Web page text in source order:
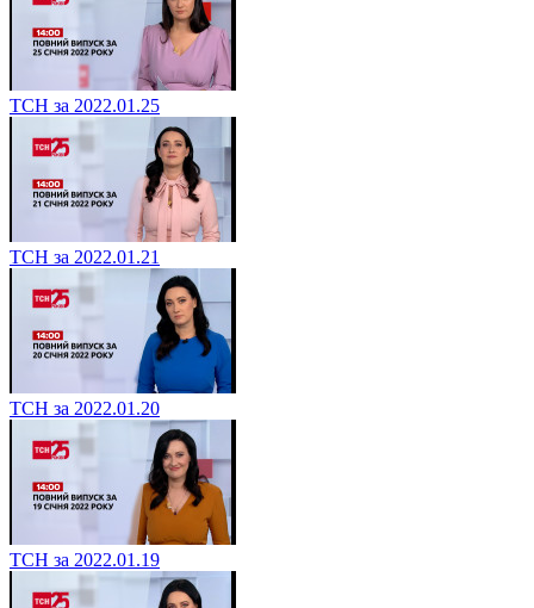
ТСН за 2022.01.25
ТСН за 2022.01.21
ТСН за 2022.01.20
ТСН за 2022.01.19